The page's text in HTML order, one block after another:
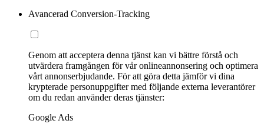
Avancerad Conversion-Tracking
Genom att acceptera denna tjänst kan vi bättre förstå och
utvärdera framgången för vår onlineannonsering och optimera
vårt annonserbjudande. För att göra detta jämför vi dina
krypterade personuppgifter med följande externa leverantörer
om du redan använder deras tjänster:
Google Ads